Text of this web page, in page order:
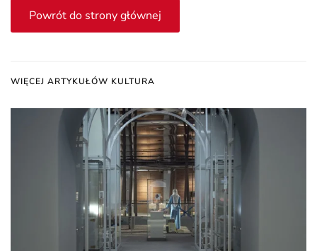
Powrót do strony głównej
WIĘCEJ ARTYKUŁÓW KULTURA